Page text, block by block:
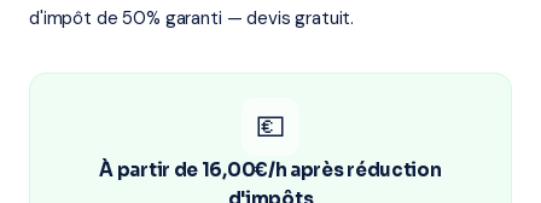
d'impôt de 50% garanti — devis gratuit.
💶
À partir de 16,00€/h après réduction